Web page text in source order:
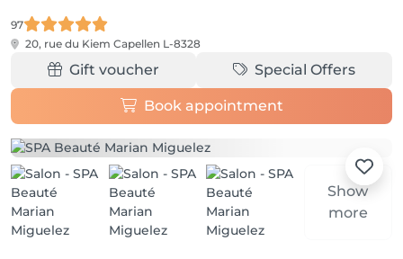
97
20, rue du Kiem Capellen L-8328
Gift voucher Special Offers
Book appointment
Show
more